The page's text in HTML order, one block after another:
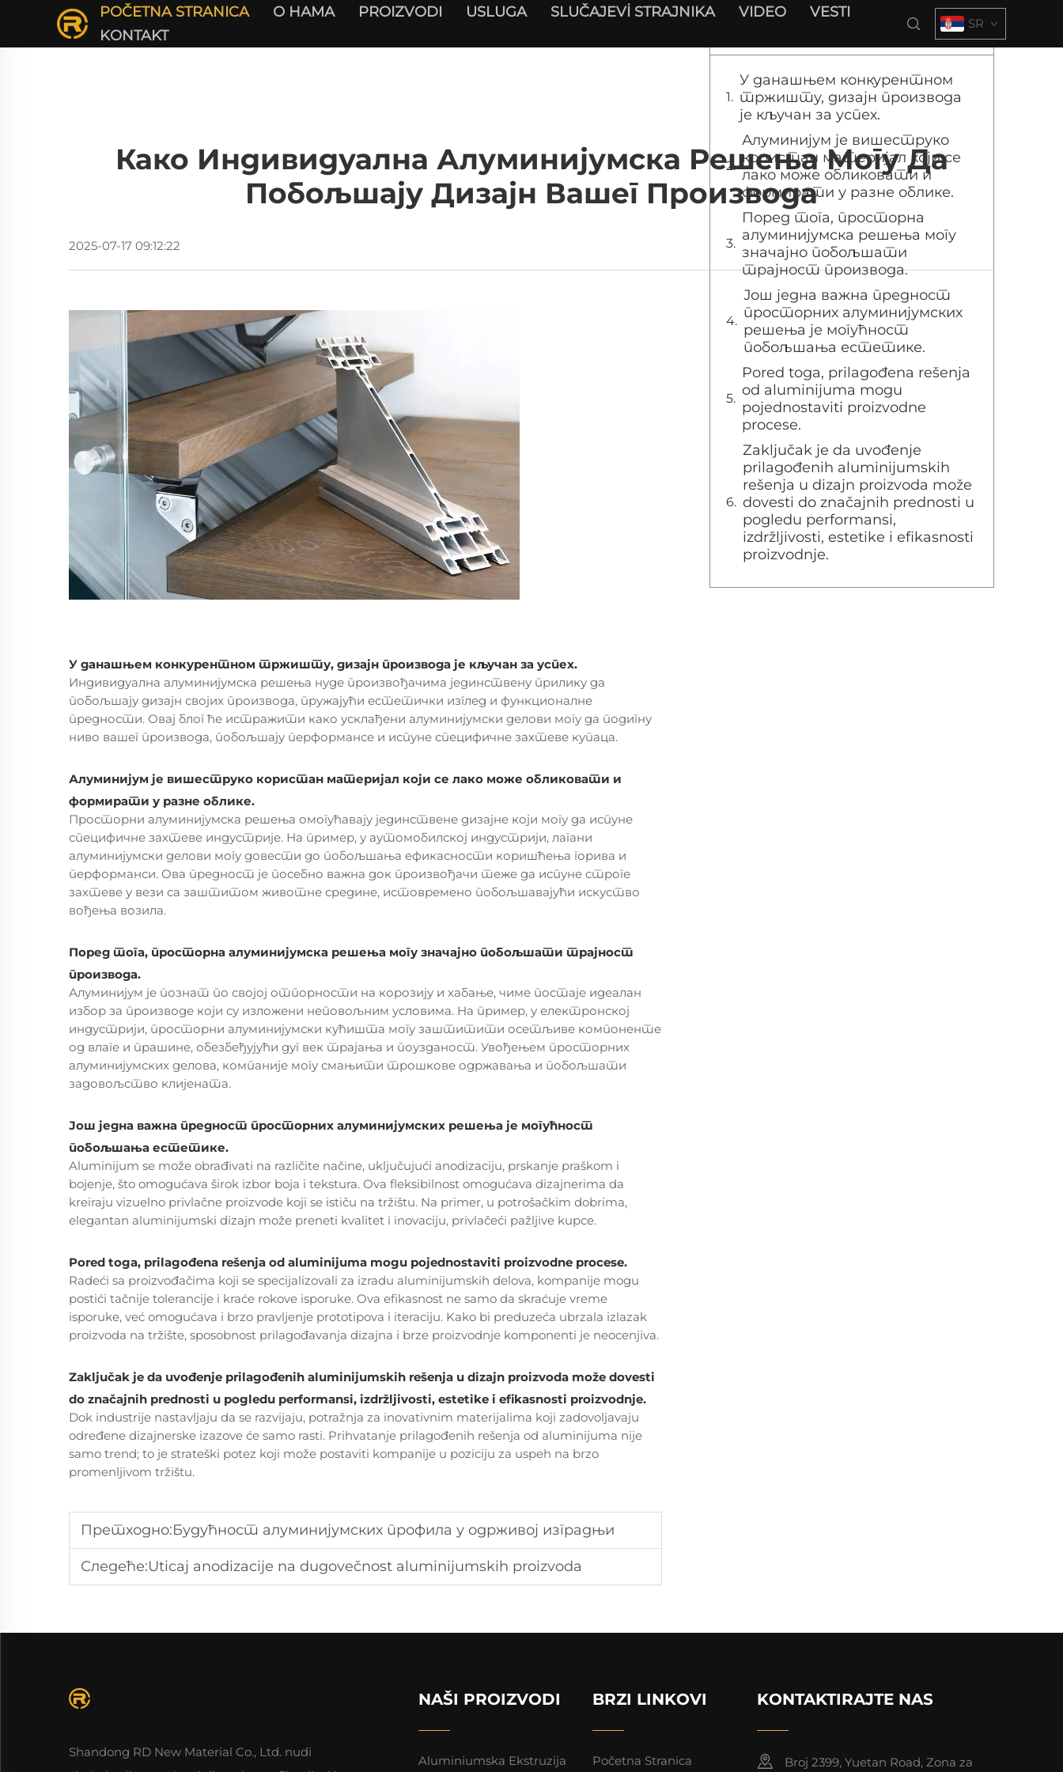
POČETNA STRANICA О НАМА PROIZVODI USLUGA SLUČAJEVİ STRAJNIKA VIDEO
VESTI
KONTAKT
SR
Како Индивидуална Алуминијумска Решења Могу Да
Побољшају Дизајн Вашег Производа
2025-07-17 09:12:22
У данашњем конкурентном тржишту, дизајн производа је кључан за успех.
Индивидуална алуминијумска решења нуде произвођачима јединствену прилику да
побољшају дизајн својих производа, пружајући естетички изглед и функционалне
предности. Овај блог ће истражити како усклађени алуминијумски делови могу да подигну
ниво вашег производа, побољшају перформансе и испуне специфичне захтеве купаца.
Алуминијум је вишеструко користан материјал који се лако може обликовати и
формирати у разне облике.
Просторни алуминијумска решења омогућавају јединствене дизајне који могу да испуне
специфичне захтеве индустрије. На пример, у аутомобилској индустрији, лагани
алуминијумски делови могу довести до побољшања ефикасности коришћења горива и
перформанси. Ова предност је посебно важна док произвођачи теже да испуне строге
захтеве у вези са заштитом животне средине, истовремено побољшавајући искуство
вођења возила.
Поред тога, просторна алуминијумска решења могу значајно побољшати трајност
производа.
Алуминијум је познат по својој отпорности на корозију и хабање, чиме постаје идеалан
избор за производе који су изложени неповољним условима. На пример, у електронској
индустрији, просторни алуминијумски кућишта могу заштитити осетљиве компоненте
од влаге и прашине, обезбеђујући дуг век трајања и поузданост. Увођењем просторних
алуминијумских делова, компаније могу смањити трошкове одржавања и побољшати
задовољство клијената.
Још једна важна предност просторних алуминијумских решења је могућност
побољшања естетике.
Aluminijum se može obrađivati na različite načine, uključujući anodizaciju, prskanje praškom i
bojenje, što omogućava širok izbor boja i tekstura. Ova fleksibilnost omogućava dizajnerima da
kreiraju vizuelno privlačne proizvode koji se ističu na tržištu. Na primer, u potrošačkim dobrima,
elegantan aluminijumski dizajn može preneti kvalitet i inovaciju, privlačeći pažljive kupce.
Pored toga, prilagođena rešenja od aluminijuma mogu pojednostaviti proizvodne procese.
Radeći sa proizvođačima koji se specijalizovali za izradu aluminijumskih delova, kompanije mogu
postići tačnije tolerancije i kraće rokove isporuke. Ova efikasnost ne samo da skraćuje vreme
isporuke, već omogućava i brzo pravljenje prototipova i iteraciju. Kako bi preduzeća ubrzala izlazak
proizvoda na tržište, sposobnost prilagođavanja dizajna i brze proizvodnje komponenti je neocenjiva.
Zaključak je da uvođenje prilagođenih aluminijumskih rešenja u dizajn proizvoda može dovesti
do značajnih prednosti u pogledu performansi, izdržljivosti, estetike i efikasnosti proizvodnje.
Dok industrije nastavljaju da se razvijaju, potražnja za inovativnim materijalima koji zadovoljavaju
određene dizajnerske izazove će samo rasti. Prihvatanje prilagođenih rešenja od aluminijuma nije
samo trend; to je strateški potez koji može postaviti kompanije u poziciju za uspeh na brzo
promenljivom tržištu.
Претходно:Будућност алуминијумских профила у одрживој изградњи
Следеће:Uticaj anodizacije na dugovečnost aluminijumskih proizvoda
У данашњем конкурентном
тржишту, дизајн производа
је кључан за успех.
Алуминијум је вишеструко
користан материјал који се
лако може обликовати и
формирати у разне облике.
Поред тога, просторна
алуминијумска решења могу
значајно побољшати
трајност производа.
Још једна важна предност
просторних алуминијумских
решења је могућност
побољшања естетике.
Pored toga, prilagođena rešenja
od aluminijuma mogu
pojednostaviti proizvodne
procese.
Zaključak je da uvođenje
prilagođenih aluminijumskih
rešenja u dizajn proizvoda može
dovesti do značajnih prednosti u
pogledu performansi,
izdržljivosti, estetike i efikasnosti
proizvodnje.
Shandong RD New Material Co., Ltd. nudi
NAŠI PROIZVODI
Aluminiumska Ekstruzija
BRZI LINKOVI
Početna Stranica
KONTAKTIRAJTE NAS
Broj 2399, Yuetan Road, Zona za